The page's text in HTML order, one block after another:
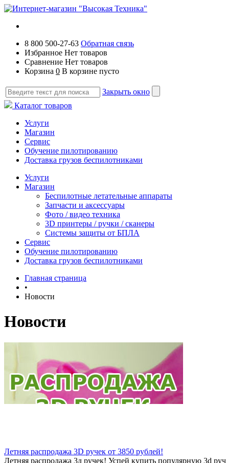
8 800 500-27-63 Обратная связь
Избранное Нет товаров
Сравнение Нет товаров
Корзина 0 В корзине пусто
Закрыть окно
Каталог товаров
Услуги
Магазин
Сервис
Обучение пилотированию
Доставка грузов беспилотниками
Услуги
Магазин
Беспилотные летательные аппараты
Запчасти и аксессуары
Фото / видео техника
3D принтеры / ручки / сканеры
Системы защиты от БПЛА
Сервис
Обучение пилотированию
Доставка грузов беспилотниками
Главная страница
•
Новости
Новости
Летняя распродажа 3D ручек от 3850 рублей!
Летняя распродажа 3д ручек! Успей купить популярную 3d